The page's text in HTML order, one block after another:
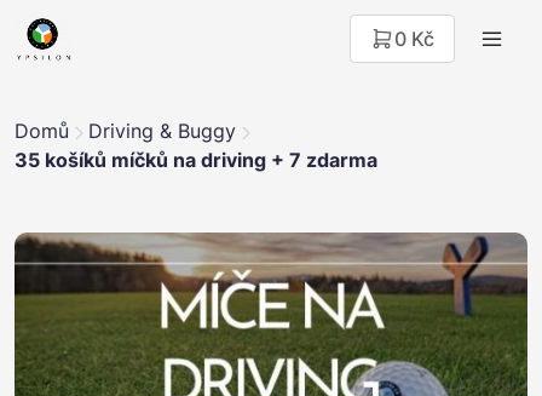
0 Kč
Domů
Driving & Buggy
35 košíků míčků na driving + 7 zdarma